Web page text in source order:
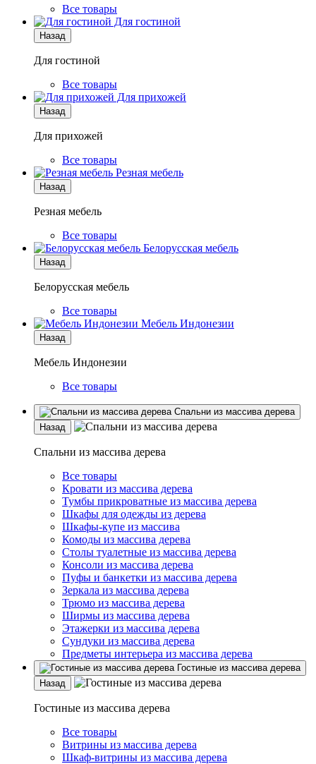
Все товары
Для гостиной
Назад
Для гостиной
Все товары
Для прихожей
Назад
Для прихожей
Все товары
Резная мебель
Назад
Резная мебель
Все товары
Белорусская мебель
Назад
Белорусская мебель
Все товары
Мебель Индонезии
Назад
Мебель Индонезии
Все товары
Спальни из массива дерева
Назад
Спальни из массива дерева
Все товары
Кровати из массива дерева
Тумбы прикроватные из массива дерева
Шкафы для одежды из дерева
Шкафы-купе из массива
Комоды из массива дерева
Столы туалетные из массива дерева
Консоли из массива дерева
Пуфы и банкетки из массива дерева
Зеркала из массива дерева
Трюмо из массива дерева
Ширмы из массива дерева
Этажерки из массива дерева
Сундуки из массива дерева
Предметы интерьера из массива дерева
Гостиные из массива дерева
Назад
Гостиные из массива дерева
Все товары
Витрины из массива дерева
Шкаф-витрины из массива дерева